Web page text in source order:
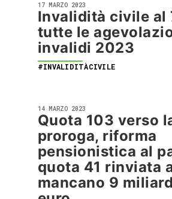
17 MARZO 2023
Invalidità civile al
tutte le
invalidi 2023
#INVALIDITÀCIVILE
14 MARZO 2023
Quota 103 verso
proroga, riforma
pensionistica al
quota 41 rinviata
mancano 9